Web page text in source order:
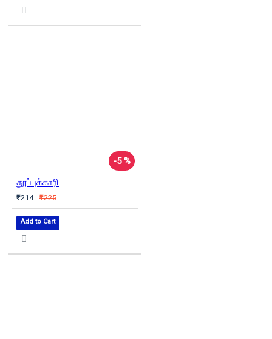
-5 %
தூப்புக்காரி
₹214 ₹225
Add to Cart